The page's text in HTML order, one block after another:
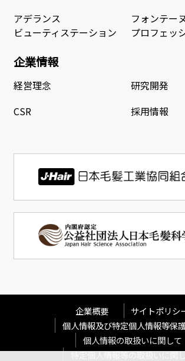
アデランス
ビューティステーション
フォンテーヌ
プロフェッ
企業情報
経営理念
研究開発
CSR
採用情報
企業概要
サイトポリシ
個人情報及び特定個人情報等保
個人情報の取扱いに関して
特定個人情報等の取扱いに関